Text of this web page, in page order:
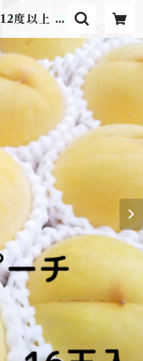
度以上 福
ほり